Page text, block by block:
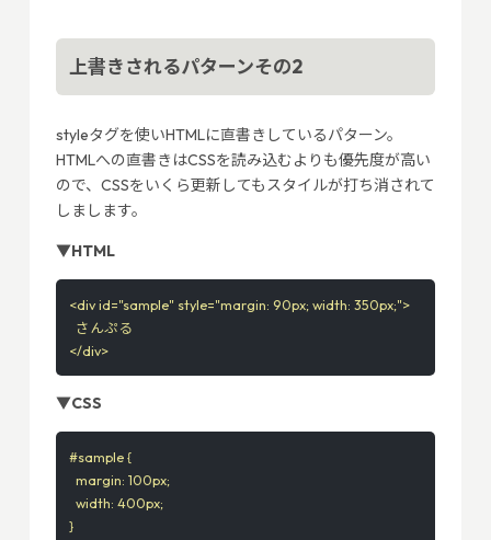
上書きされるパターンその2
styleタグを使いHTMLに直書きしているパターン。
HTMLへの直書きはCSSを読み込むよりも優先度が高い
ので、CSSをいくら更新してもスタイルが打ち消されて
しまします。
▼HTML
<div id="sample" style="margin: 90px; width: 350px;">
  さんぷる
</div>
▼CSS
#sample {
  margin: 100px;
  width: 400px;
}